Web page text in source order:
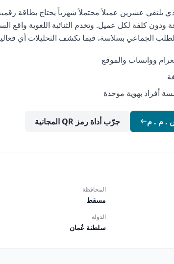
يلتقي عشرين عميلاً محتملاً شهرياً يحتاج بطاقة
كلفة لكل عميل. وتخدم الثنائية اللغوية واقع
الجماعي بسلاسة، فيما تكشف التحليلات أي
وواتساب والموقع
بهوية موحدة
ش . م . م جرّب أداة رمز QR المجانية
المحافظة
مسقط
الدولة
سلطنة عُمان